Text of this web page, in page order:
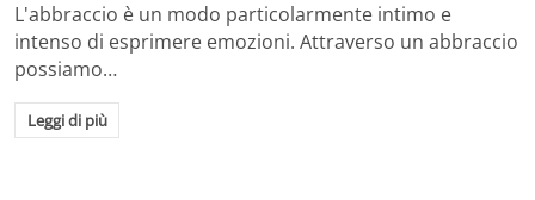
L'abbraccio è un modo particolarmente intimo e
intenso di esprimere emozioni. Attraverso un abbraccio
possiamo…
Leggi di più